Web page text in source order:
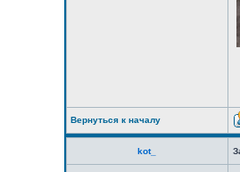
Вернуться к началу
kot_